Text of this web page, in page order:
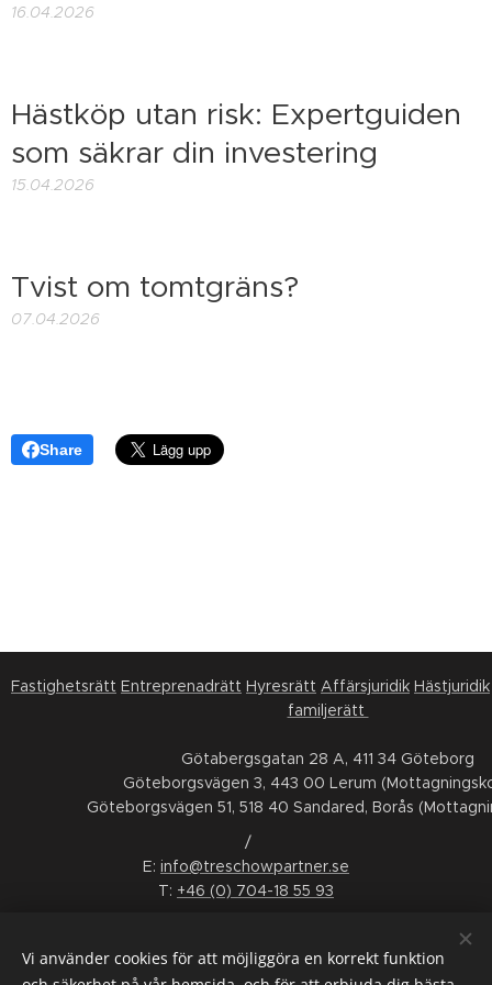
16.04.2026
Hästköp utan risk: Expertguiden
som säkrar din investering
15.04.2026
Tvist om tomtgräns?
07.04.2026
Share
Fastighetsrätt Entreprenadrätt Hyresrätt Affärsjuridik Hästjuridik
familjerätt
Götabergsgatan 28 A, 411 34 Göteborg
Göteborgsvägen 3, 443 00 Lerum
Göteborgsvägen 51, 518 40 Sandared, Borås
/
E: info@treschowpartner.se
T: +46 (0) 704-18 55 93
LinkedIn Facebook Instagram Youtube
Vi använder cookies för att möjliggöra en korrekt funktion